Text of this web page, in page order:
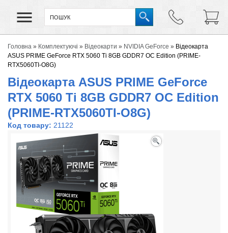
Головна » Комплектуючі » Відеокарти » NVIDIA GeForce » Відеокарта
ASUS PRIME GeForce RTX 5060 Ti 8GB GDDR7 OC Edition (PRIME-
RTX5060TI-O8G)
Відеокарта ASUS PRIME GeForce
RTX 5060 Ti 8GB GDDR7 OC Edition
(PRIME-RTX5060TI-O8G)
Код товару: 21122